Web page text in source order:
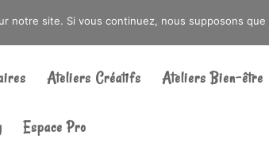
LA MÉTROPOLE LILLOISE
Ateliers Créatifs Ateliers Bien-être
Espace Pro
produits
notre site. Si vous continuez, nous supposons